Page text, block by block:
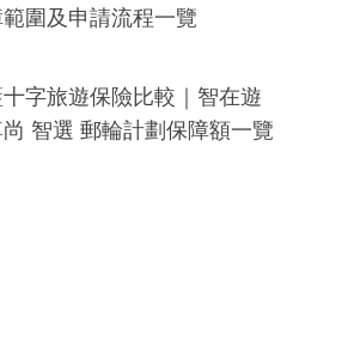
範圍及申請流程一覽
字旅遊保險比較｜智在遊
智選 郵輪計劃保障額一覽